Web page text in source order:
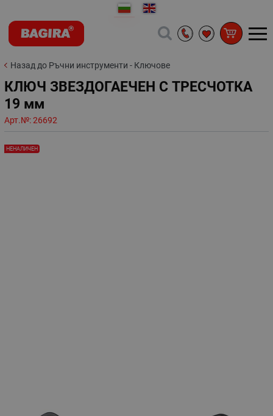
Назад до Ръчни инструменти - Ключове
КЛЮЧ ЗВЕЗДОГАЕЧЕН С ТРЕСЧОТКА
19 мм
Арт.№:26692
НЕНАЛИЧЕН